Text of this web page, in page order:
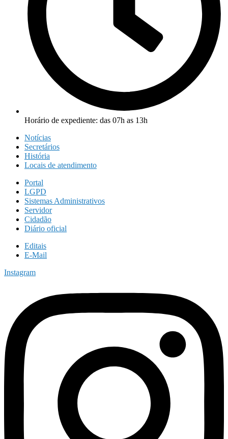
Horário de expediente: das 07h as 13h
Notícias
Secretários
História
Locais de atendimento
Portal
LGPD
Sistemas Administrativos
Servidor
Cidadão
Diário oficial
Editais
E-Mail
Instagram